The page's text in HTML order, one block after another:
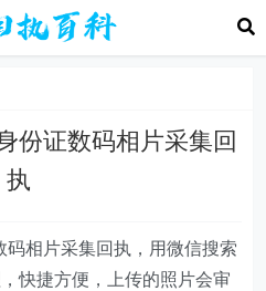
份证数码相片采集回
执
相片采集回执，用微信搜索
快捷方便，上传的照片会审